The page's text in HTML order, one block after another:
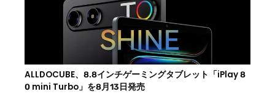
ALLDOCUBE、8.8インチゲーミングタブレット「iPlay 8
0 mini Turbo」を8月13日発売